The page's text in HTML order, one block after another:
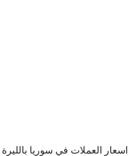
اسعار العملات في سوريا